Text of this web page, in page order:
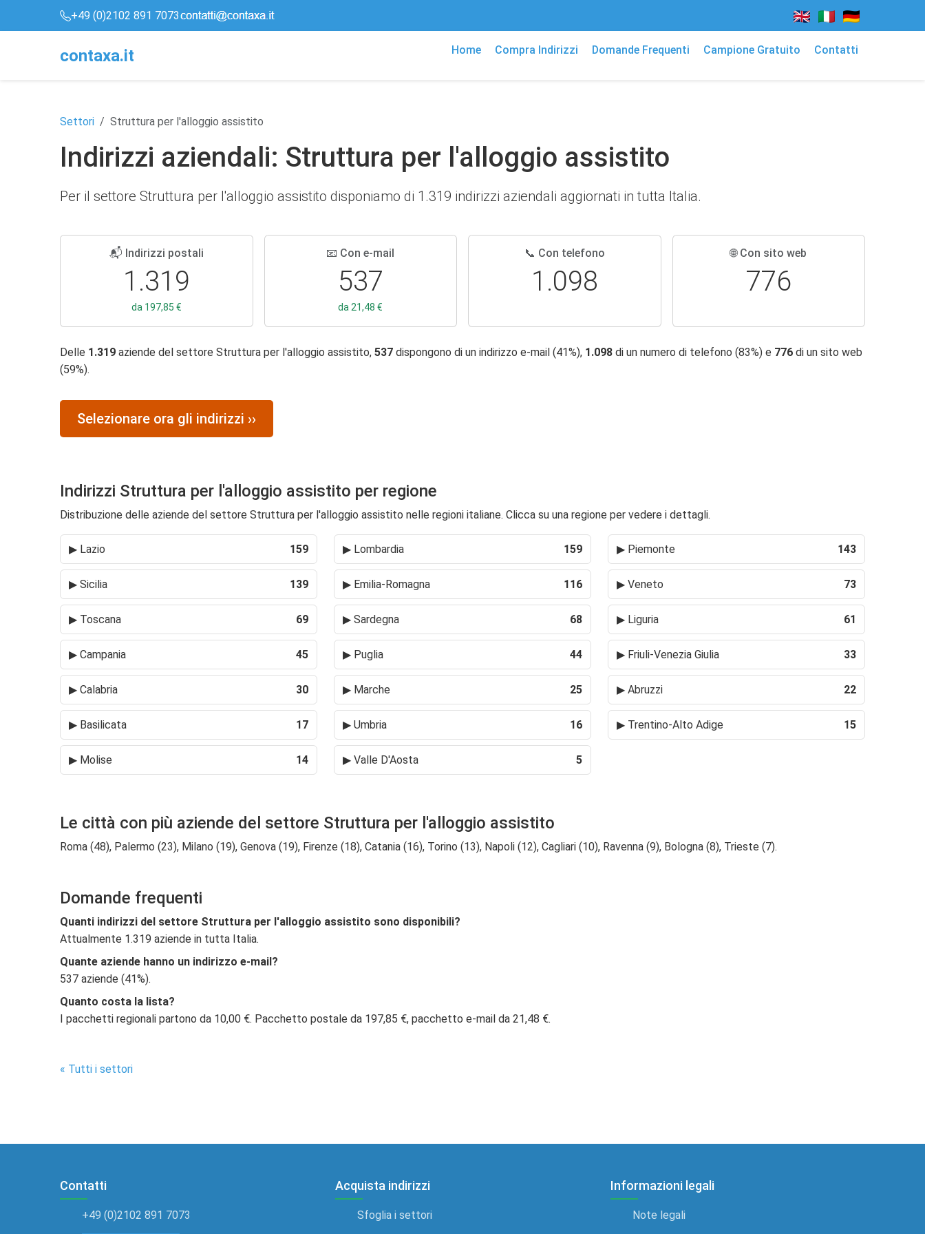
+49 (0)2102 891 7073
contaxa.it Home Compra Indirizzi Domande Frequenti Campione Gratuito Contatti
Settori Struttura per l'alloggio assistito
Indirizzi aziendali: Struttura per l'alloggio assistito
Per il settore Struttura per l'alloggio assistito disponiamo di 1.319 indirizzi aziendali aggiornati in tutta Italia.
📬 Indirizzi postali
1.319
da 197,85 €
📧 Con e-mail
537
da 21,48 €
📞 Con telefono
1.098
🌐 Con sito web
776
Delle 1.319 aziende del settore Struttura per l'alloggio assistito, 537 dispongono di un indirizzo e-mail (41%), 1.098 di un numero di telefono (83%) e 776 di un sito web
(59%).
Selezionare ora gli indirizzi ››
Indirizzi Struttura per l'alloggio assistito per regione
Distribuzione delle aziende del settore Struttura per l'alloggio assistito nelle regioni italiane. Clicca su una regione per vedere i dettagli.
▶ Lazio 159 ▶ Lombardia 159 ▶ Piemonte 143
▶ Sicilia 139 ▶ Emilia-Romagna 116 ▶ Veneto 73
▶ Toscana 69 ▶ Sardegna 68 ▶ Liguria 61
▶ Campania 45 ▶ Puglia 44 ▶ Friuli-Venezia Giulia 33
▶ Calabria 30 ▶ Marche 25 ▶ Abruzzi 22
▶ Basilicata 17 ▶ Umbria 16 ▶ Trentino-Alto Adige 15
▶ Molise 14 ▶ Valle D'Aosta 5
Le città con più aziende del settore Struttura per l'alloggio assistito
Roma (48), Palermo (23), Milano (19), Genova (19), Firenze (18), Catania (16), Torino (13), Napoli (12), Cagliari (10), Ravenna (9), Bologna (8), Trieste (7).
Domande frequenti
Quanti indirizzi del settore Struttura per l'alloggio assistito sono disponibili?
Attualmente 1.319 aziende in tutta Italia.
Quante aziende hanno un indirizzo e-mail?
537 aziende (41%).
Quanto costa la lista?
I pacchetti regionali partono da 10,00 €. Pacchetto postale da 197,85 €, pacchetto e-mail da 21,48 €.
« Tutti i settori
Contatti
+49 (0)2102 891 7073
Acquista indirizzi
Sfoglia i settori
Informazioni legali
Note legali